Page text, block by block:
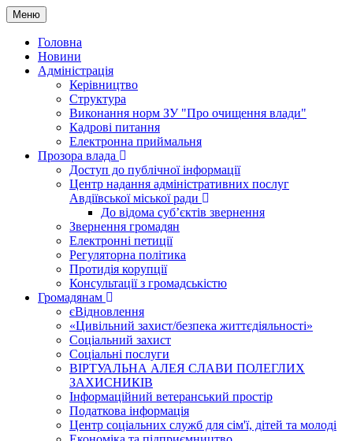
Меню
Головна
Новини
Адміністрація
Керівництво
Структура
Виконання норм ЗУ "Про очищення влади"
Кадрові питання
Електронна приймальня
Прозора влада
Доступ до публічної інформації
Центр надання адміністративних послуг
Авдіївської міської ради
До відома суб’єктів звернення
Звернення громадян
Електронні петиції
Регуляторна політика
Протидія корупції
Консультації з громадськістю
Громадянам
єВідновлення
«Цивільний захист/безпека життєдіяльності»
Соціальний захист
Соціальні послуги
ВІРТУАЛЬНА АЛЕЯ СЛАВИ ПОЛЕГЛИХ
ЗАХИСНИКІВ
Інформаційний ветеранський простір
Податкова інформація
Центр соціальних служб для сім'ї, дітей та молоді